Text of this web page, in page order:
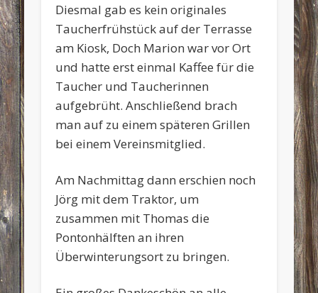
Diesmal gab es kein originales
Taucherfrühstück auf der Terrasse
am Kiosk, Doch Marion war vor Ort
und hatte erst einmal Kaffee für die
Taucher und Taucherinnen
aufgebrüht. Anschließend brach
man auf zu einem späteren Grillen
bei einem Vereinsmitglied.
Am Nachmittag dann erschien noch
Jörg mit dem Traktor, um
zusammen mit Thomas die
Pontonhälften an ihren
Überwinterungsort zu bringen.